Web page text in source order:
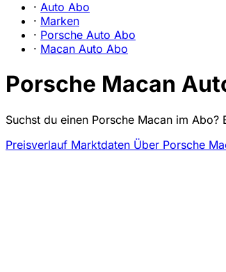
· Auto Abo
· Marken
· Porsche Auto Abo
· Macan Auto Abo
Porsche Macan
Suchst du einen Porsche Macan im
Preisverlauf Marktdaten Über Porsche